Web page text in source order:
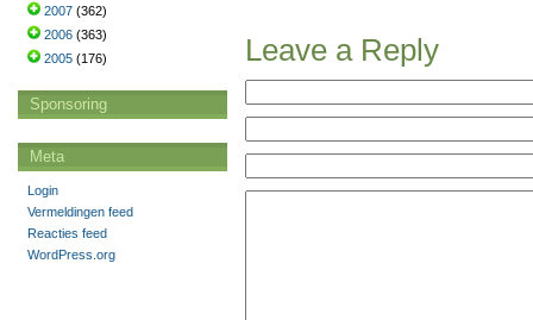
Leave a Reply
2007 (362)
2006 (363)
2005 (176)
Sponsoring
Meta
Login
Vermeldingen feed
Reacties feed
WordPress.org